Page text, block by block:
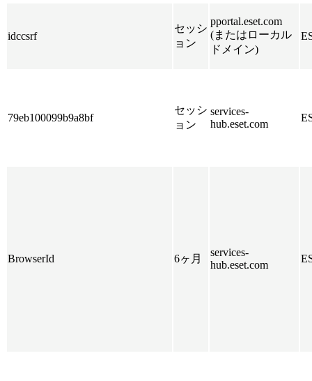
idccsrf
セッシ
ョン
pportal.eset.com
(またはローカル
ドメイン)
79eb100099b9a8bf
セッシ
ョン
services-
hub.eset.com
BrowserId 6ヶ月
services-
hub.eset.com